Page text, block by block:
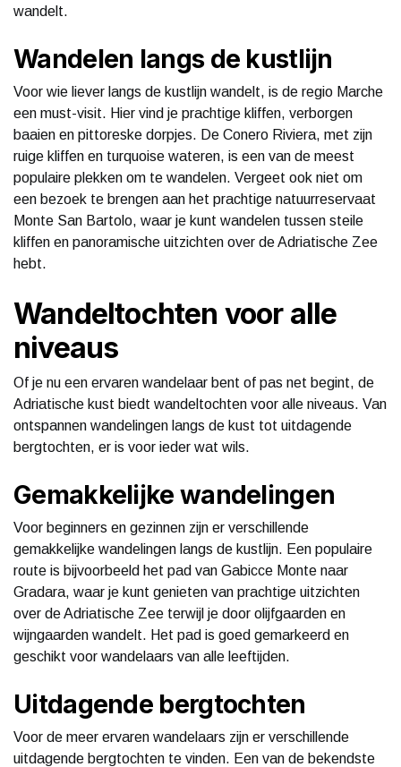
wandelt.
Wandelen langs de kustlijn
Voor wie liever langs de kustlijn wandelt, is de regio Marche
een must-visit. Hier vind je prachtige kliffen, verborgen
baaien en pittoreske dorpjes. De Conero Riviera, met zijn
ruige kliffen en turquoise wateren, is een van de meest
populaire plekken om te wandelen. Vergeet ook niet om
een bezoek te brengen aan het prachtige natuurreservaat
Monte San Bartolo, waar je kunt wandelen tussen steile
kliffen en panoramische uitzichten over de Adriatische Zee
hebt.
Wandeltochten voor alle
niveaus
Of je nu een ervaren wandelaar bent of pas net begint, de
Adriatische kust biedt wandeltochten voor alle niveaus. Van
ontspannen wandelingen langs de kust tot uitdagende
bergtochten, er is voor ieder wat wils.
Gemakkelijke wandelingen
Voor beginners en gezinnen zijn er verschillende
gemakkelijke wandelingen langs de kustlijn. Een populaire
route is bijvoorbeeld het pad van Gabicce Monte naar
Gradara, waar je kunt genieten van prachtige uitzichten
over de Adriatische Zee terwijl je door olijfgaarden en
wijngaarden wandelt. Het pad is goed gemarkeerd en
geschikt voor wandelaars van alle leeftijden.
Uitdagende bergtochten
Voor de meer ervaren wandelaars zijn er verschillende
uitdagende bergtochten te vinden. Een van de bekendste